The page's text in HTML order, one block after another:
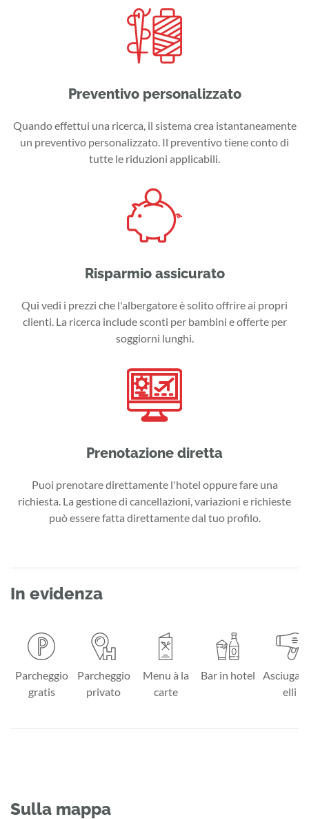
Preventivo personalizzato
Quando effettui una ricerca, il sistema crea istantaneamente
un preventivo personalizzato. Il preventivo tiene conto di
tutte le riduzioni applicabili.
Risparmio assicurato
Qui vedi i prezzi che l'albergatore è solito offrire ai propri
clienti. La ricerca include sconti per bambini e offerte per
soggiorni lunghi.
Prenotazione diretta
Puoi prenotare direttamente l'hotel oppure fare una
richiesta. La gestione di cancellazioni, variazioni e richieste
può essere fatta direttamente dal tuo profilo.
In evidenza
Parcheggio
gratis
Parcheggio
privato
Menu à la
carte
Bar in hotel
elli
Sulla mappa